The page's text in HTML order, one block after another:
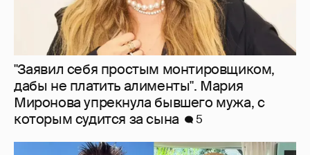
"Заявил себя простым монтировщиком,
дабы не платить алименты". Мария
Миронова упрекнула бывшего мужа, с
которым судится за сына
5